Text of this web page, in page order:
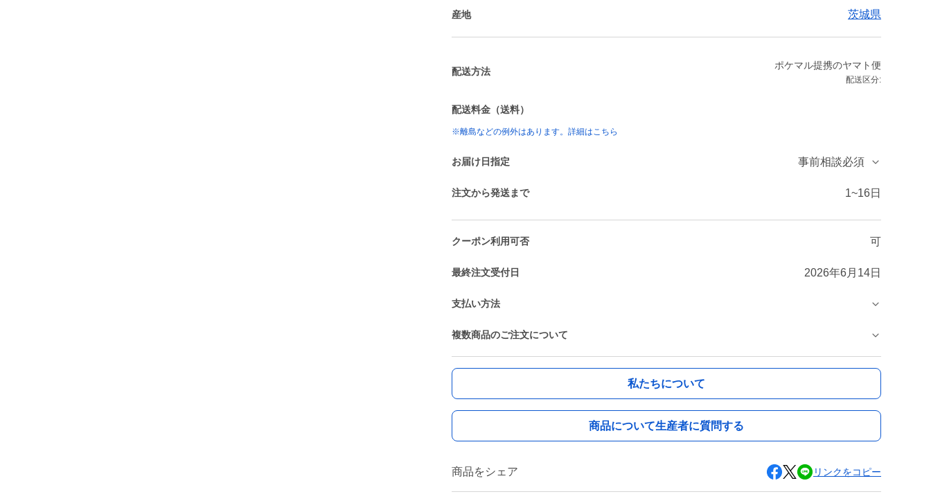
産地 茨城県
配送方法
ポケマル提携のヤマト便
配送区分:
配送料金（送料）
※離島などの例外はあります。詳細はこちら
お届け日指定 事前相談必須
注文から発送まで 1~16日
クーポン利用可否 可
最終注文受付日 2026年6月14日
支払い方法
複数商品のご注文について
私たちについて
商品について生産者に質問する
商品をシェア リンクをコピー